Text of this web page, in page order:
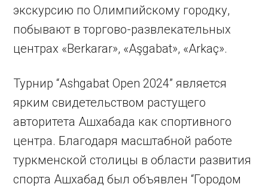
экскурсию по Олимпийскому городку,
побывают в торгово-развлекательных
центрах «Berkarar», «Aşgabat», «Arkaç».
Турнир “Ashgabat Open 2024” является
ярким свидетельством растущего
авторитета Ашхабада как спортивного
центра. Благодаря масштабной работе
туркменской столицы в области развития
спорта Ашхабад был объявлен “Городом